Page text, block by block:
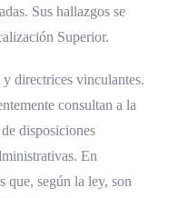
Sus hallazgos se
Superior.
directrices vinculantes.
consultan a la
de disposiciones
En
que, según la ley, son